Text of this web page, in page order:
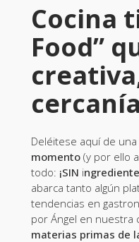
Cocina
Food”
Deléitese aquí de
momento(y por ello
todo: ¡SIN i
abarca tanto algún
tendencias en
por Ángel en nuestra
materias primas de